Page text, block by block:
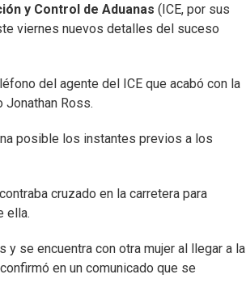
y Control de Aduanas (ICE, por sus
viernes nuevos detalles del suceso
del agente del ICE que acabó con la
Ross.
posible los instantes previos a los
cruzado en la carretera para
ella.
se encuentra con otra mujer al llegar a la
en un comunicado que se